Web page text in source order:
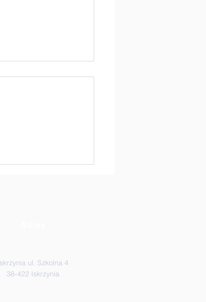
ul. Szkolna 4
38-422 Iskrzynia